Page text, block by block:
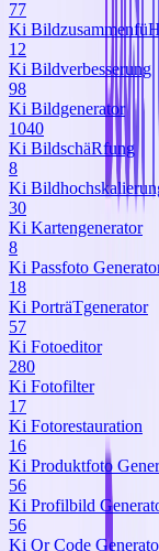
77
Ki
12
Ki Bildverbesserung
98
Ki Bildgenerator
1040
Ki BildschäRfung
8
Ki
30
Ki Kartengenerator
8
Ki Passfoto
18
Ki PorträTgenerator
57
Ki Fotoeditor
280
Ki Fotofilter
17
Ki Fotorestauration
16
Ki Produktfoto
56
Ki Profilbild
56
Ki Qr Code